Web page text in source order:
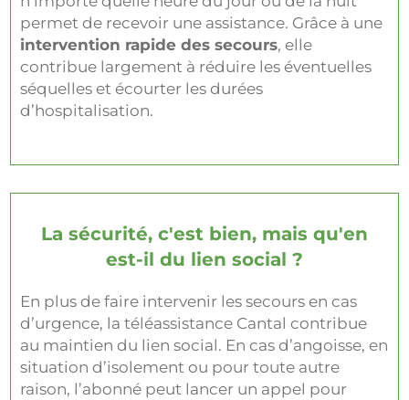
permet de recevoir une assistance. Grâce à une
intervention rapide des secours, elle
contribue largement à réduire les éventuelles
séquelles et écourter les durées
d’hospitalisation.
La sécurité, c'est bien, mais qu'en
est-il du lien social ?
En plus de faire intervenir les secours en cas
d’urgence, la téléassistance Cantal contribue
au maintien du lien social. En cas d’angoisse, en
situation d’isolement ou pour toute autre
raison, l’abonné peut lancer un appel pour